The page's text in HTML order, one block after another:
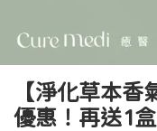
【淨化草本
優惠！再送1盒